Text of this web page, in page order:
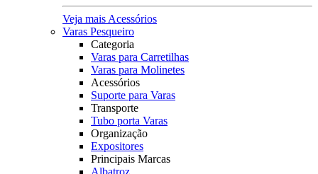
Veja mais Acessórios
Varas Pesqueiro
Categoria
Varas para Carretilhas
Varas para Molinetes
Acessórios
Suporte para Varas
Transporte
Tubo porta Varas
Organização
Expositores
Principais Marcas
Albatroz